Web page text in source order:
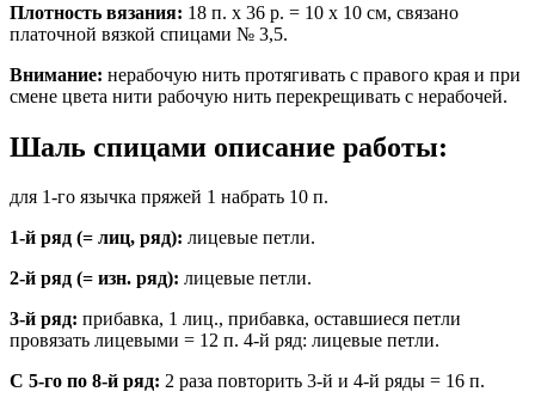
Плотность вязания: 18 п. х 36 р. = 10 х 10 см, связано
платочной вязкой спицами № 3,5.
Внимание: нерабочую нить протягивать с правого края и при
смене цвета нити рабочую нить перекрещивать с нерабочей.
Шаль спицами описание работы:
для 1-го язычка пряжей 1 набрать 10 п.
1-й ряд (= лиц, ряд): лицевые петли.
2-й ряд (= изн. ряд): лицевые петли.
3-й ряд: прибавка, 1 лиц., прибавка, оставшиеся петли
провязать лицевыми = 12 п. 4-й ряд: лицевые петли.
С 5-го по 8-й ряд: 2 раза повторить 3-й и 4-й ряды = 16 п.